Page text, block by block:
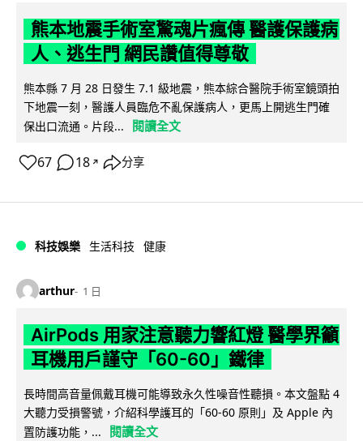
熊本地震手術室驚魂片瘋傳 醫護保護病
人、逃生門 網民讚值得尊敬
熊本縣 7 月 28 日發生 7.1 級地震，熊本綜合醫院手術室鏡頭拍
下地震一刻，醫護人員臨危不亂保護病人，更馬上開逃生門確
保出口流通。片段...
閱讀全文
67 18 ↗ 分享
科技娛樂 生活科技 健康
arthur 1 日
AirPods 用家注意聽力響紅燈 醫學界籲
耳機用戶謹守「60-60」鐵律
長時間高音量佩戴耳機可能導致永久性噪音性聽損。本文盤點 4
大聽力受損警號，介紹科學護耳的「60-60 原則」及 Apple 內
置防護功能，...
閱讀全文